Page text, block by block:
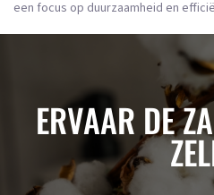
een focus op duurzaamheid en
ERVAAR DE